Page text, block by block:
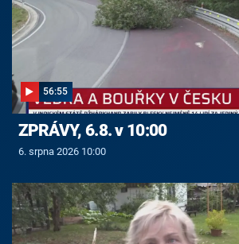
56:55
ZPRÁVY, 6.8. v 10:00
6. srpna 2026 10:00